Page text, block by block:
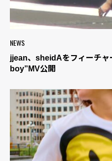
NEWS
jjean、sheidAをフィーチ
boy”MV公開